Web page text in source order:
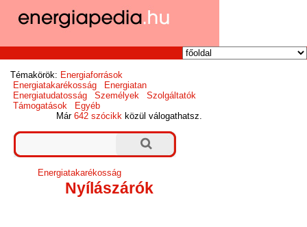
Témakörök: Energiaforrások
Energiatakarékosság
Energiatan
Energiatudatosság
Személyek
Szolgáltatók
Támogatások
Egyéb
Már642 szócikk közül válogathatsz.
Energiatakarékosság
Nyílászárók